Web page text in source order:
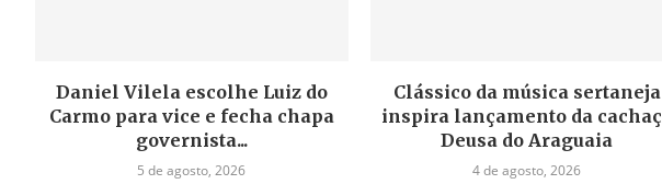
Daniel Vilela escolhe Luiz do
Carmo para vice e fecha chapa
governista...
5 de agosto, 2026
Clássico da música sertaneja
inspira lançamento da
Deusa do Araguaia
4 de agosto, 2026